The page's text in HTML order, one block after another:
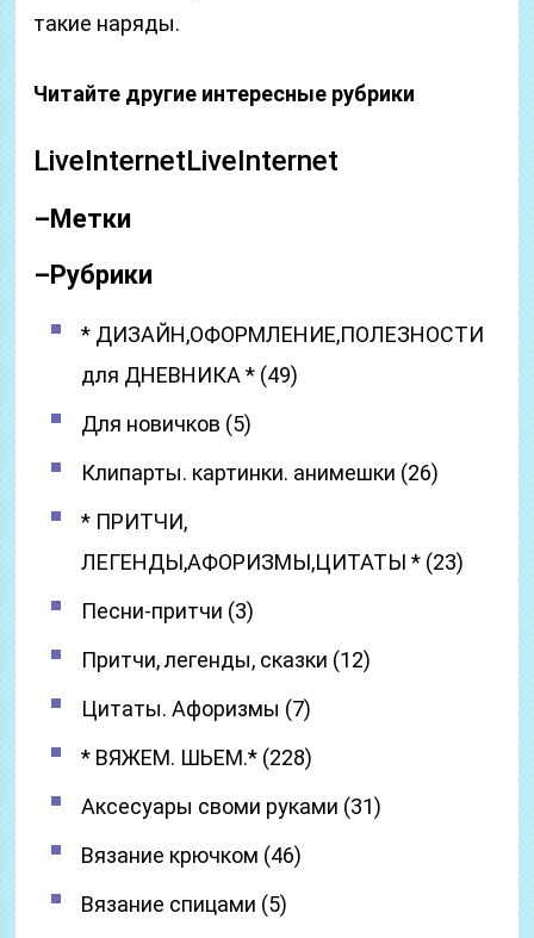
такие наряды.
Читайте другие интересные рубрики
LiveInternetLiveInternet
–Метки
–Рубрики
* ДИЗАЙН,ОФОРМЛЕНИЕ,ПОЛЕЗНОСТИ
для ДНЕВНИКА * (49)
Для новичков (5)
Клипарты. картинки. анимешки (26)
* ПРИТЧИ,
ЛЕГЕНДЫ,АФОРИЗМЫ,ЦИТАТЫ * (23)
Песни-притчи (3)
Притчи, легенды, сказки (12)
Цитаты. Афоризмы (7)
* ВЯЖЕМ. ШЬЕМ.* (228)
Аксесуары своми руками (31)
Вязание крючком (46)
Вязание спицами (5)